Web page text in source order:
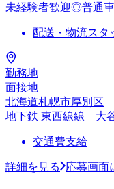
未経験者歓迎◎普通
配送・物流スタ
勤務地
面接地
北海道札幌市厚別区
地下鉄 東西線線 大
交通費支給
詳細を見る 応募画面